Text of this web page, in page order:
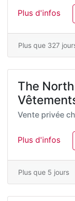
Plus d'infos
Plus que 327
The
Vente privée
Plus d'infos
Plus que 5 jours